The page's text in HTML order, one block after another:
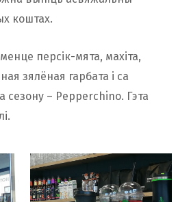
коштах.
персік-мята, махіта,
зялёная гарбата і са
сезону – Pepperchino. Гэта